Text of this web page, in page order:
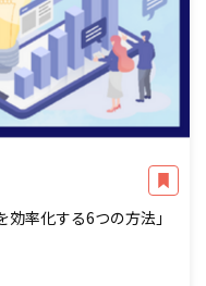
効率化する6つの方法」